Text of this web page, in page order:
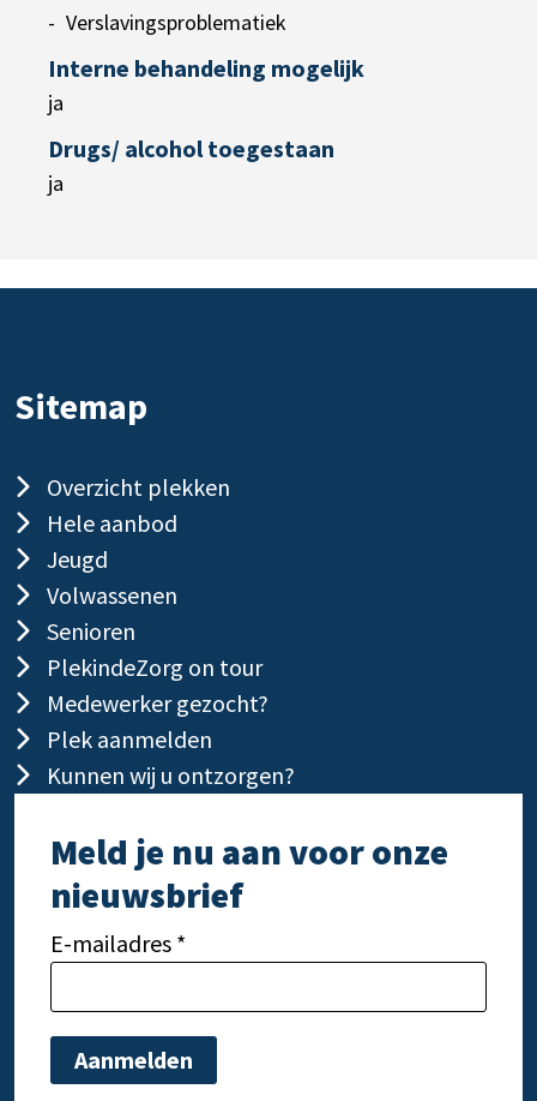
Verslavingsproblematiek
Interne behandeling mogelijk
ja
Drugs/ alcohol toegestaan
ja
Sitemap
Overzicht plekken
Hele aanbod
Jeugd
Volwassenen
Senioren
PlekindeZorg on tour
Medewerker gezocht?
Plek aanmelden
Kunnen wij u ontzorgen?
Meld je nu aan voor onze
nieuwsbrief
E-mailadres *